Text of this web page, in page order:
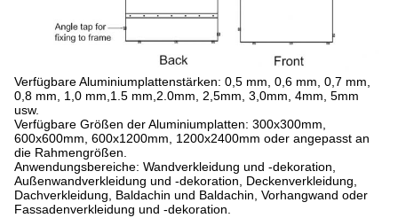
Verfügbare Aluminiumplattenstärken: 0,5 mm, 0,6 mm, 0,7 mm,
0,8 mm, 1,0 mm,1.5 mm,2.0mm, 2,5mm, 3,0mm, 4mm, 5mm
usw.
Verfügbare Größen der Aluminiumplatten: 300x300mm,
600x600mm, 600x1200mm, 1200x2400mm oder angepasst an
die Rahmengrößen.
Anwendungsbereiche: Wandverkleidung und -dekoration,
Außenwandverkleidung und -dekoration, Deckenverkleidung,
Dachverkleidung, Baldachin und Baldachin, Vorhangwand oder
Fassadenverkleidung und -dekoration.